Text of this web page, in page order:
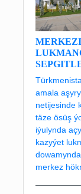
amala
netijesinde
täze ösüş
iýulynda
kazyýet
merkez